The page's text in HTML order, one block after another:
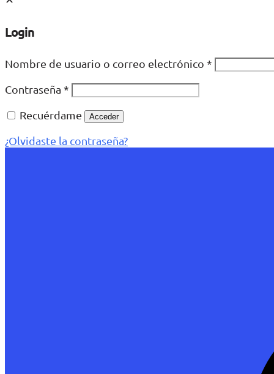
Login
Nombre de usuario o correo electrónico *
Contraseña *
Recuérdame
Acceder
¿Olvidaste la contraseña?